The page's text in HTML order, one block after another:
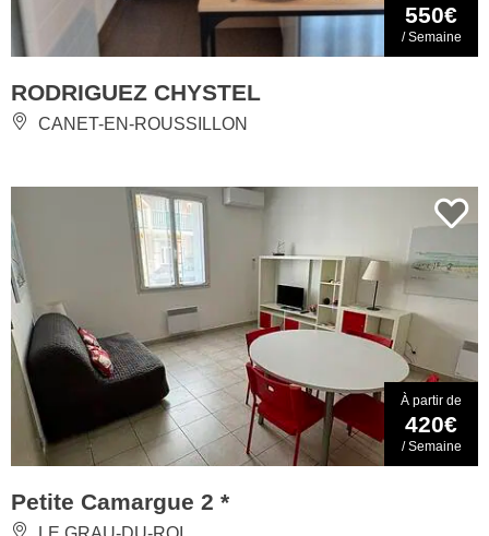
550€
/ Semaine
RODRIGUEZ CHYSTEL
CANET-EN-ROUSSILLON
À partir de
420€
/ Semaine
Petite Camargue 2 *